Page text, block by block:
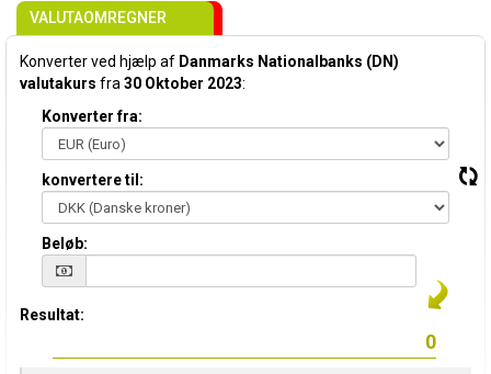
VALUTAOMREGNER
Konverter ved hjælp af Danmarks Nationalbanks (DN)
valutakurs fra 30 Oktober 2023:
Konverter fra:
konvertere til:
Beløb:
Resultat: